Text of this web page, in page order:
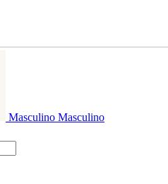
Masculino Masculino